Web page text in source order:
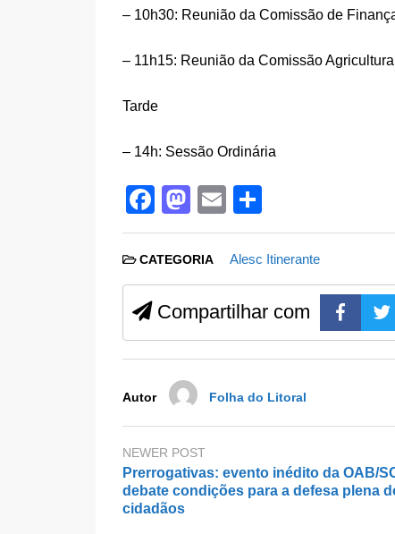
– 10h30: Reunião da Comissão de
– 11h15: Reunião da Comissão
Tarde
– 14h: Sessão Ordinária
F
a
c
e
b
o
k
M
a
st
o
d
o
E
m
ail
h
ar
e
CATEGORIA Alesc Itinerante
Compartilhar com
Autor Folha do Litoral
NEWER POST
Prerrogativas: evento inédito da OAB/
debate condições para a defesa plena
cidadãos